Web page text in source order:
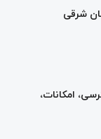
شرقی
امکانات،